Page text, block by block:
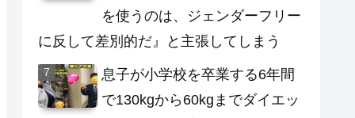
を使うのは、ジェンダーフリー
に反して差別的だ』と主張してしまう
息子が小学校を卒業する6年間
で130kgから60kgまでダイエッ